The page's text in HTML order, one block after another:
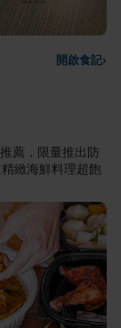
開啟食記›
薦，限量推出防
緻海鮮料理超飽